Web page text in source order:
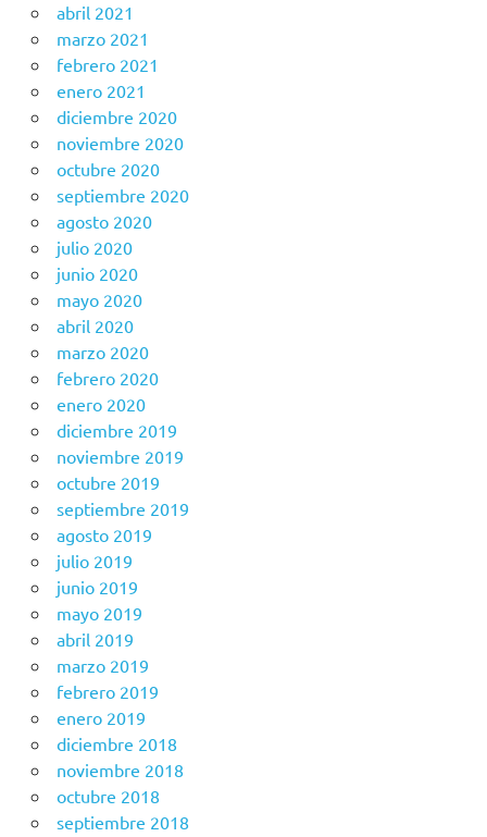
abril 2021
marzo 2021
febrero 2021
enero 2021
diciembre 2020
noviembre 2020
octubre 2020
septiembre 2020
agosto 2020
julio 2020
junio 2020
mayo 2020
abril 2020
marzo 2020
febrero 2020
enero 2020
diciembre 2019
noviembre 2019
octubre 2019
septiembre 2019
agosto 2019
julio 2019
junio 2019
mayo 2019
abril 2019
marzo 2019
febrero 2019
enero 2019
diciembre 2018
noviembre 2018
octubre 2018
septiembre 2018